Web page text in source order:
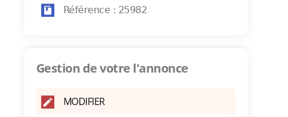
Référence : 25982
Gestion de votre l'annonce
MODIFIER